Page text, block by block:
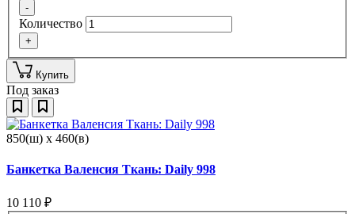
-
Количество
+
Купить
Под заказ
850(ш) x 460(в)
Банкетка Валенсия Ткань: Daily 998
10 110 ₽